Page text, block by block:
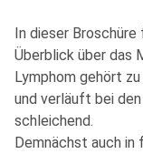
In dieser
Überblick über das
Lymphom gehört
und verläuft bei
schleichend.
Demnächst auch in